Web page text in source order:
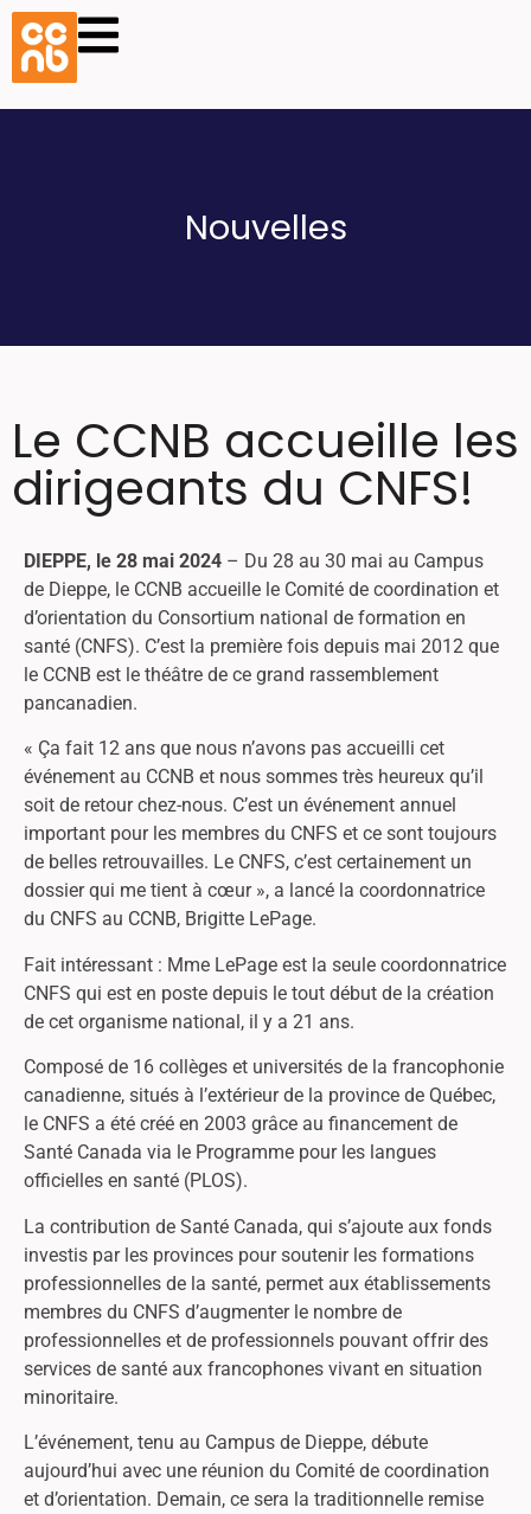
Nouvelles
Le CCNB accueille les
dirigeants du CNFS!
DIEPPE, le 28 mai 2024 – Du 28 au 30 mai au Campus
de Dieppe, le CCNB accueille le Comité de coordination et
d’orientation du Consortium national de formation en
santé (CNFS). C’est la première fois depuis mai 2012 que
le CCNB est le théâtre de ce grand rassemblement
pancanadien.
« Ça fait 12 ans que nous n’avons pas accueilli cet
événement au CCNB et nous sommes très heureux qu’il
soit de retour chez-nous. C’est un événement annuel
important pour les membres du CNFS et ce sont toujours
de belles retrouvailles. Le CNFS, c’est certainement un
dossier qui me tient à cœur », a lancé la coordonnatrice
du CNFS au CCNB, Brigitte LePage.
Fait intéressant : Mme LePage est la seule coordonnatrice
CNFS qui est en poste depuis le tout début de la création
de cet organisme national, il y a 21 ans.
Composé de 16 collèges et universités de la francophonie
canadienne, situés à l’extérieur de la province de Québec,
le CNFS a été créé en 2003 grâce au financement de
Santé Canada via le Programme pour les langues
officielles en santé (PLOS).
La contribution de Santé Canada, qui s’ajoute aux fonds
investis par les provinces pour soutenir les formations
professionnelles de la santé, permet aux établissements
membres du CNFS d’augmenter le nombre de
professionnelles et de professionnels pouvant offrir des
services de santé aux francophones vivant en situation
minoritaire.
L’événement, tenu au Campus de Dieppe, débute
aujourd’hui avec une réunion du Comité de coordination
et d’orientation. Demain, ce sera la traditionnelle remise